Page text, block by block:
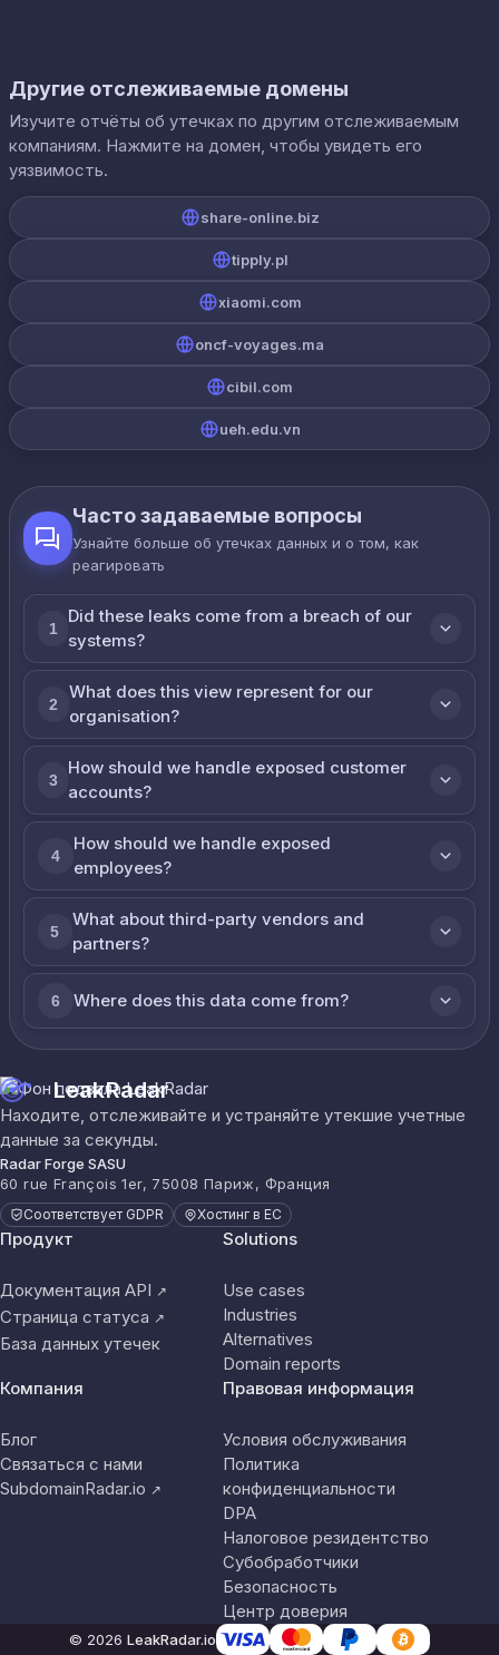
Другие отслеживаемые домены
Изучите отчёты об утечках по другим отслеживаемым
компаниям. Нажмите на домен, чтобы увидеть его
уязвимость.
share-online.biz
tipply.pl
xiaomi.com
oncf-voyages.ma
cibil.com
ueh.edu.vn
Часто задаваемые вопросы
Узнайте больше об утечках данных и о том, как
реагировать
1
Did these leaks come from a breach of our
systems?
2
What does this view represent for our
organisation?
3
How should we handle exposed customer
accounts?
4
How should we handle exposed
employees?
5
What about third-party vendors and
partners?
6 Where does this data come from?
LeakRadar
Находите, отслеживайте и устраняйте утекшие учетные
данные за секунды.
Radar Forge SASU
60 rue François 1er, 75008 Париж, Франция
Соответствует GDPR Хостинг в ЕС
Продукт
Документация API ↗
Страница статуса ↗
База данных утечек
Solutions
Use cases
Industries
Alternatives
Domain reports
Компания
Блог
Связаться с нами
SubdomainRadar.io ↗
Правовая информация
Условия обслуживания
Политика
конфиденциальности
DPA
Налоговое резидентство
Субобработчики
Безопасность
Центр доверия
© 2026 LeakRadar.io